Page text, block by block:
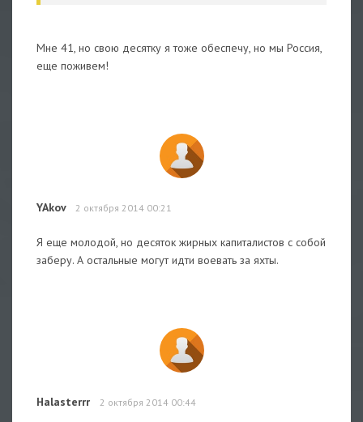
Мне 41, но свою десятку я тоже обеспечу, но мы Россия,
еще поживем!
YAkov 2 октября 2014 00:21
Я еще молодой, но десяток жирных капиталистов с собой
заберу. А остальные могут идти воевать за яхты.
Halasterrr 2 октября 2014 00:44